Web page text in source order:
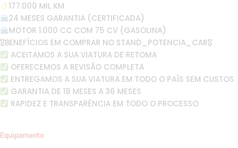
177.000 MIL KM
24 MESES GARANTIA (CERTIFICADA)
MOTOR 1.000 CC COM 75 CV (GASOLINA)
🎖BENEFÍCIOS EM COMPRAR NO STAND_POTENCIA_CAR🎖
ACEITAMOS A SUA VIATURA DE RETOMA
OFERECEMOS A REVISÃO COMPLETA
ENTREGAMOS A SUA VIATURA EM TODO O PAÍS SEM CUSTOS
GARANTIA DE 18 MESES A 36 MESES
RAPIDEZ E TRANSPARÊNCIA EM TODO O PROCESSO
Equipamento